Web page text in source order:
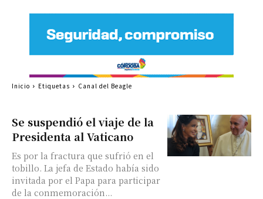
Se suspendió el viaje de la
Presidenta al Vaticano
Es por la fractura que sufrió en el
tobillo. La jefa de Estado había sido
invitada por el Papa para participar
de la conmemoración...
Inicio Etiquetas Canal del Beagle